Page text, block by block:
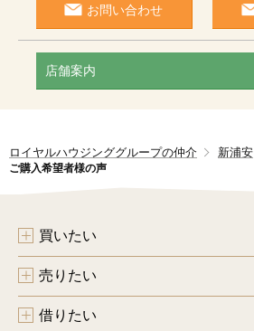
お問い合わせ
店舗案内
ロイヤルハウジンググループの仲介 新浦安
ご購入希望者様の声
買いたい
売りたい
借りたい